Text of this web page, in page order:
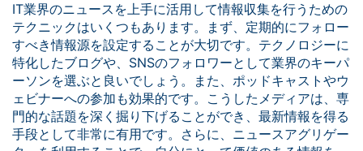
IT業界のニュースを上手に活用して情報収集を行うための
テクニックはいくつもあります。まず、定期的にフォロー
すべき情報源を設定することが大切です。テクノロジーに
特化したブログや、SNSのフォロワーとして業界のキーパ
ーソンを選ぶと良いでしょう。また、ポッドキャストやウ
ェビナーへの参加も効果的です。こうしたメディアは、専
門的な話題を深く掘り下げることができ、最新情報を得る
手段として非常に有用です。さらに、ニュースアグリゲー